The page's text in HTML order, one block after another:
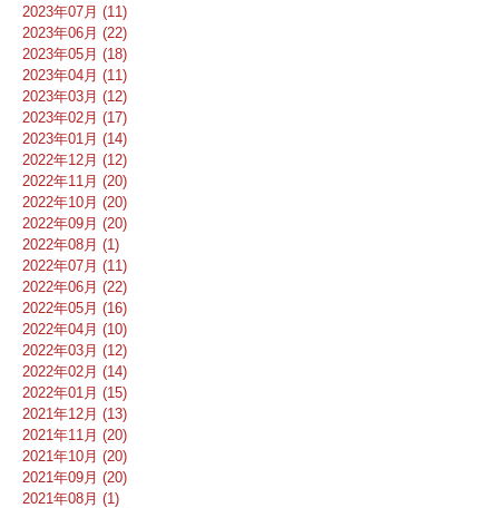
2023年07月 (11)
2023年06月 (22)
2023年05月 (18)
2023年04月 (11)
2023年03月 (12)
2023年02月 (17)
2023年01月 (14)
2022年12月 (12)
2022年11月 (20)
2022年10月 (20)
2022年09月 (20)
2022年08月 (1)
2022年07月 (11)
2022年06月 (22)
2022年05月 (16)
2022年04月 (10)
2022年03月 (12)
2022年02月 (14)
2022年01月 (15)
2021年12月 (13)
2021年11月 (20)
2021年10月 (20)
2021年09月 (20)
2021年08月 (1)